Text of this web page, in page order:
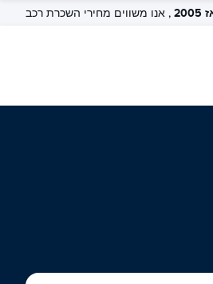
, אנו משווים מחירי השכרת רכב